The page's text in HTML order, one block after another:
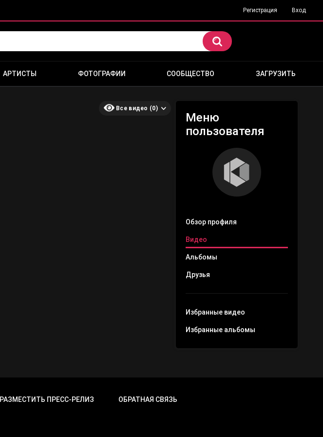
Регистрация Вход
АРТИСТЫ ФОТОГРАФИИ СООБЩЕСТВО ЗАГРУЗИТЬ
Меню
пользователя
Обзор профиля
Видео
Альбомы
Друзья
Избранные видео
Избранные альбомы
Все видео (0)
РАЗМЕСТИТЬ ПРЕСС-РЕЛИЗ ОБРАТНАЯ СВЯЗЬ